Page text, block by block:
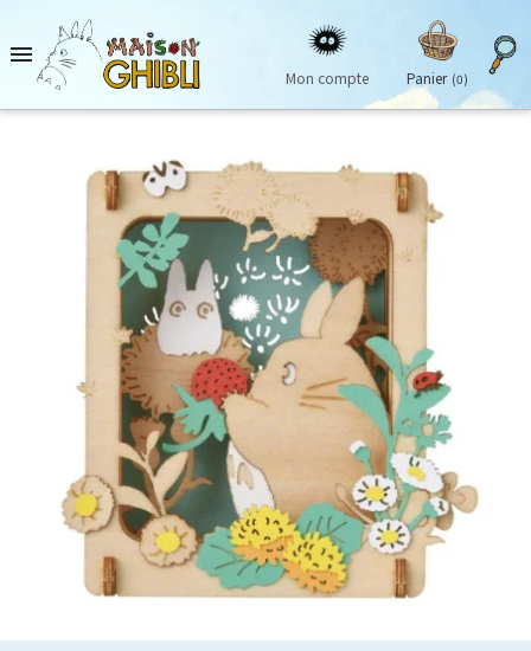

Mon compte Panier (0)